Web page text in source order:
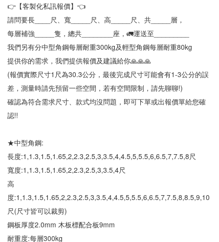
👉【客製化私訊報價】👈
請問要長____尺、寬_____尺、高_____尺、共_____層，
每層補強_____隻，總共________座，🚛運送至_________
我們另有分中型角鋼每層耐重300kg及輕型角鋼每層耐重80kg
提供你的需求，我們提供報價及建議給你🙏🙏🙏
(報價實際尺寸1尺為30.3公分，最後完成尺寸可能會有1-3公分的誤
差，測量時請先預留一些空間，若有空間限制，請先聊聊!)
確認為符合需求尺寸、款式均沒問題，即可下單或出報價單給您確
認!!
★中型角鋼:
長度:1,1.3,1.5,1.65,2,2.3,2.5,3,3.5,4,4.5,5,5.5,6,6.5,7,7.5,8尺
寬度:1,1.3,1.5,1.65,2,2.3,2.5,3,3.5,4尺
高
度:1,1.3,1.5,1.65,2,2.3,2.5,3,3.5,4,4.5,5,5.5,6,6.5,7,7.5,8,8.5,9,10
尺(尺寸皆可以裁剪)
鋼板厚度2.0mm 木板標配合板9mm
耐重度:每層300kg